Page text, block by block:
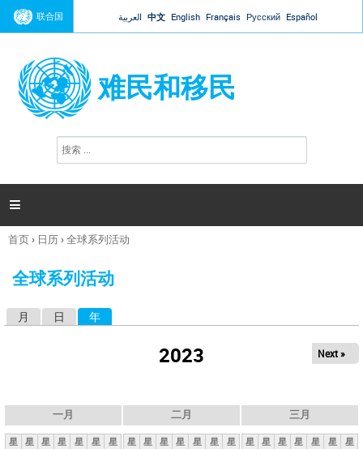
Jump to navigation
联合国 العربية 中文 English Français Русский Español
难民和移民
搜
索

你
这
首页› 日历›全球系列活动
全球系列活动
月 日 年
2023 Next »
一月
星 星 星 星 星 星
星
二月
星 星 星 星 星 星 星
三月
星 星 星 星 星 星 星